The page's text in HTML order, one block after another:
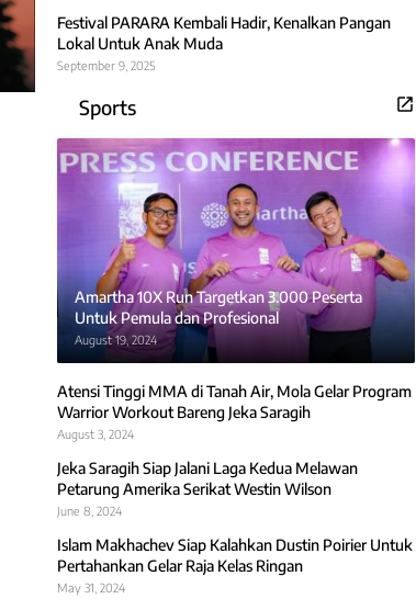
Festival PARARA Kembali Hadir, Kenalkan Pangan
Lokal Untuk Anak Muda
September 9, 2025
Sports
Amartha 10X Run Targetkan 3.000 Peserta
Untuk Pemula dan Profesional
August 19, 2024
Atensi Tinggi MMA di Tanah Air, Mola Gelar Program
Warrior Workout Bareng Jeka Saragih
August 3, 2024
Jeka Saragih Siap Jalani Laga Kedua Melawan
Petarung Amerika Serikat Westin Wilson
June 8, 2024
Islam Makhachev Siap Kalahkan Dustin Poirier Untuk
Pertahankan Gelar Raja Kelas Ringan
May 31, 2024